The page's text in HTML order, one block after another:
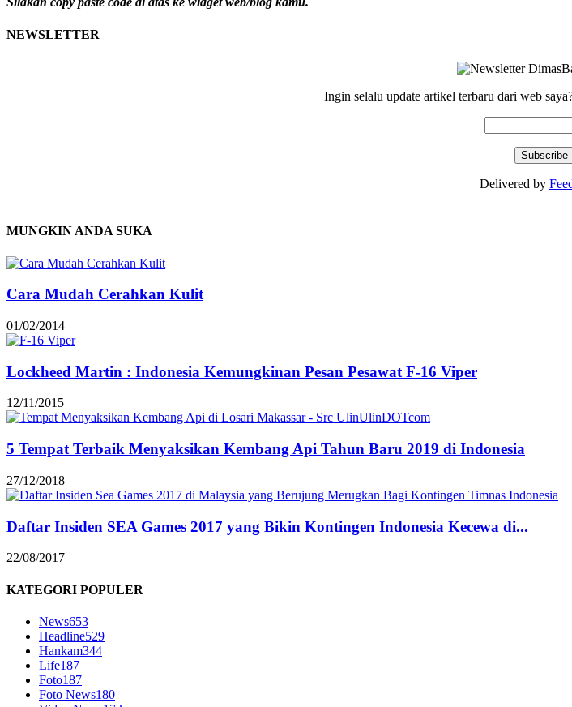
NEWSLETTER
Ingin selalu update artikel terbaru dari web
Delivered by
MUNGKIN ANDA SUKA
Cara Mudah Cerahkan Kulit
01/02/2014
Lockheed Martin : Indonesia Kemungkinan Pesan Pesawat F-16 Viper
12/11/2015
5 Tempat Terbaik Menyaksikan Kembang Api Tahun Baru 2019 di Indonesia
27/12/2018
Daftar Insiden SEA Games 2017 yang Bikin Kontingen Indonesia Kecewa di...
22/08/2017
KATEGORI POPULER
News653
Headline529
Hankam344
Life187
Foto187
Foto News180